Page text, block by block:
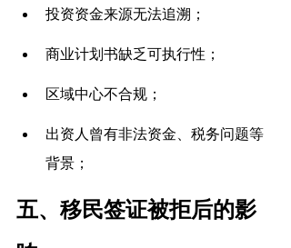
投资资金来源无法追溯；
商业计划书缺乏可执行性；
区域中心不合规；
出资人曾有非法资金、税务问题等
背景；
五、移民签证被拒后的影